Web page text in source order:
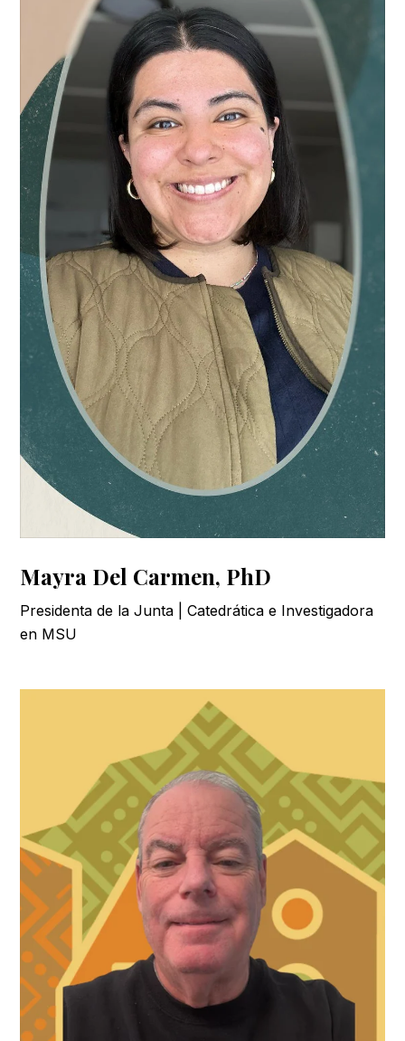
Mayra Del Carmen, PhD
Presidenta de la Junta | Catedrática e Investigadora
en MSU